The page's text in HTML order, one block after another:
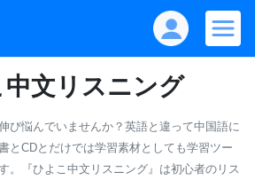
文リスニング
び悩んでいませんか？英語と違って中国語に
とCDとだけでは学習素材としても学習ツー
。『ひよこ中文リスニング』は初心者のリス